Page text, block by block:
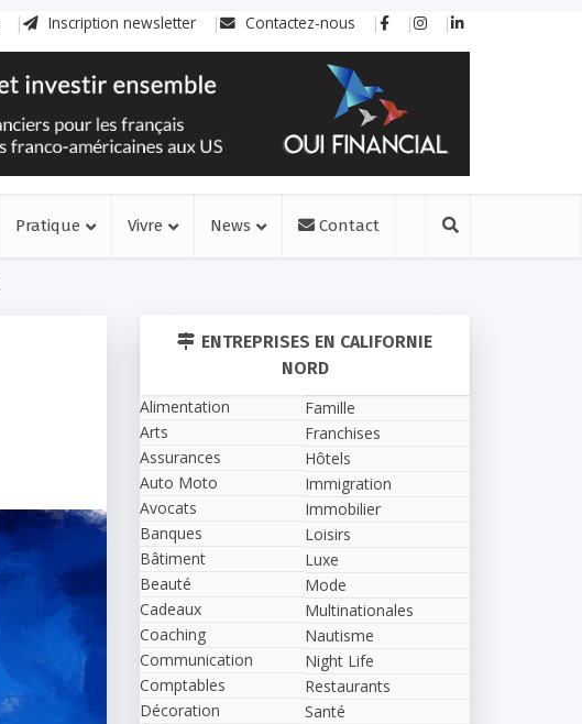
Inscription newsletter Contactez-nous
Pratique Vivre News Contact
ENTREPRISES EN CALIFORNIE
NORD
Alimentation
Arts
Assurances
Auto Moto
Avocats
Banques
Bâtiment
Beauté
Cadeaux
Coaching
Communication
Comptables
Décoration
Famille
Franchises
Hôtels
Immigration
Immobilier
Loisirs
Luxe
Mode
Multinationales
Nautisme
Night Life
Restaurants
Santé